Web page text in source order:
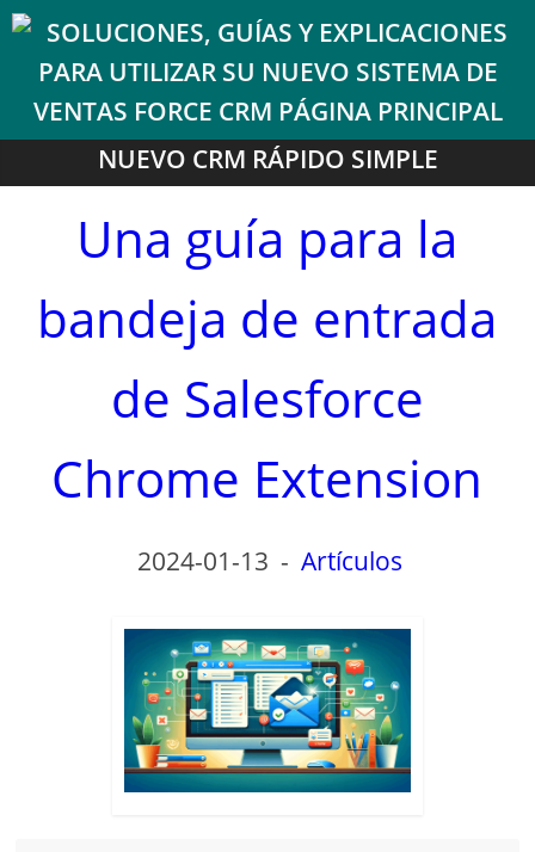
NUEVO CRM RÁPIDO SIMPLE
Una guía para la
bandeja de entrada
de Salesforce
Chrome Extension
2024-01-13 -Artículos